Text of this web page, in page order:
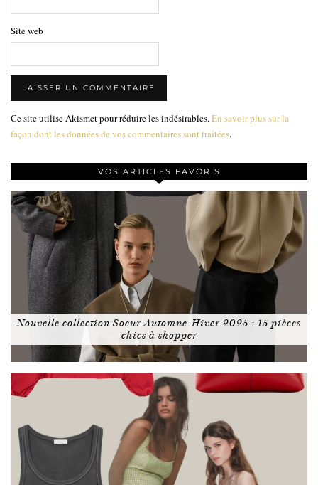
Site web
Ce site utilise Akismet pour réduire les indésirables. En savoir plus sur la
façon dont les données de vos commentaires sont traitées.
VOS ARTICLES FAVORIS
Nouvelle collection Soeur Automne-Hiver 2025 : 15 pièces
chics à shopper